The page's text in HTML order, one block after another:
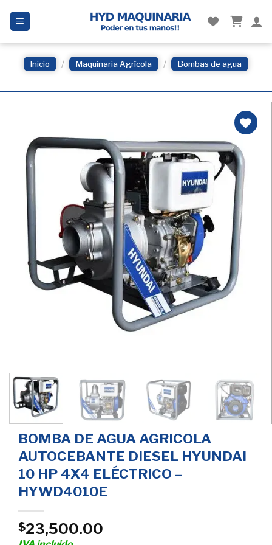
Inicio / Maquinaria Agrícola / Bombas de agua
Añadir
a la
Lista
de
deseos
BOMBA DE AGUA AGRICOLA
AUTOCEBANTE DIESEL HYUNDAI
10 HP 4X4 ELÉCTRICO –
HYWD4010E
$23,500.00